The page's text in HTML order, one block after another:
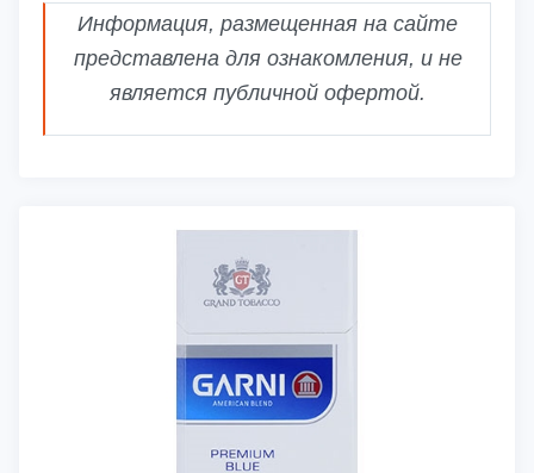
Информация, размещенная на сайте
представлена для ознакомления, и не
является публичной офертой.